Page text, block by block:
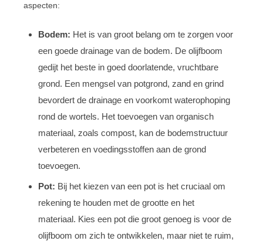
aspecten:
Bodem: Het is van groot belang om te zorgen voor
een goede drainage van de bodem. De olijfboom
gedijt het beste in goed doorlatende, vruchtbare
grond. Een mengsel van potgrond, zand en grind
bevordert de drainage en voorkomt waterophoping
rond de wortels. Het toevoegen van organisch
materiaal, zoals compost, kan de bodemstructuur
verbeteren en voedingsstoffen aan de grond
toevoegen.
Pot: Bij het kiezen van een pot is het cruciaal om
rekening te houden met de grootte en het
materiaal. Kies een pot die groot genoeg is voor de
olijfboom om zich te ontwikkelen, maar niet te ruim,